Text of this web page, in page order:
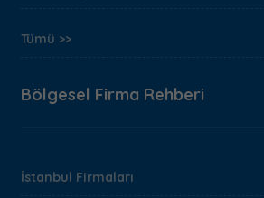
Tümü >>
Bölgesel Firma Rehberi
İstanbul Firmaları